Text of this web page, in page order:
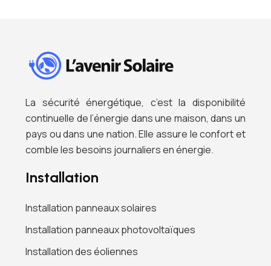
La sécurité énergétique, c’est la disponibilité
continuelle de l’énergie dans une maison, dans un
pays ou dans une nation. Elle assure le confort et
comble les besoins journaliers en énergie.
Installation
Installation panneaux solaires
Installation panneaux photovoltaïques
Installation des éoliennes